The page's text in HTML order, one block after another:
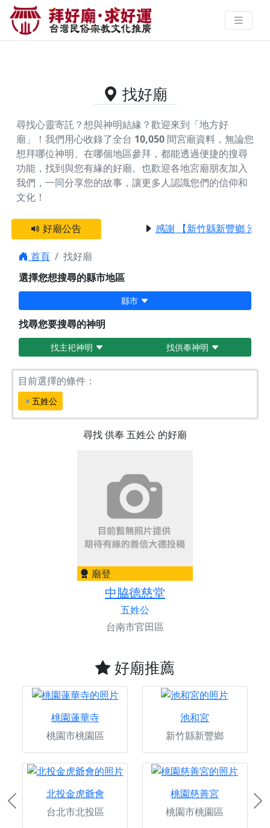
供奉五姓公的好廟資料｜拜好廟求
好運 找到與您有緣的信仰
找好廟
尋找心靈寄託？想與神明結緣？歡迎來到「地方好
廟」！我們用心收錄了全台 10,050 間宮廟資料，無論您
想拜哪位神明、在哪個地區參拜，都能透過便捷的搜尋
功能，找到與您有緣的好廟。 也歡迎各地宮廟朋友加入
我們，一同分享您的故事，讓更多人認識您們的信仰和
文化！
好廟公告 感謝 【新竹縣新豐鄉 池和
首頁
找好廟
選擇您想搜尋的縣市地區
縣市
找尋您要搜尋的神明
找主祀神明 找供奉神明
目前選擇的條件：
五姓公
尋找供奉 五姓公 的好廟
廟登
中脇德慈堂
五姓公
台南市官田區
好廟推薦
桃園蓮華寺
桃園市桃園區
池和宮
新竹縣新豐鄉
北投金虎爺會
台北市北投區
桃園慈善宮
桃園市桃園區
Previous